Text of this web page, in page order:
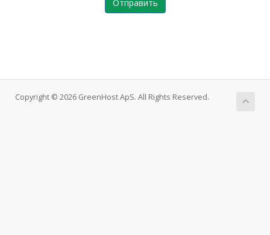
Отправить
Copyright © 2026 GreenHost ApS. All Rights Reserved.